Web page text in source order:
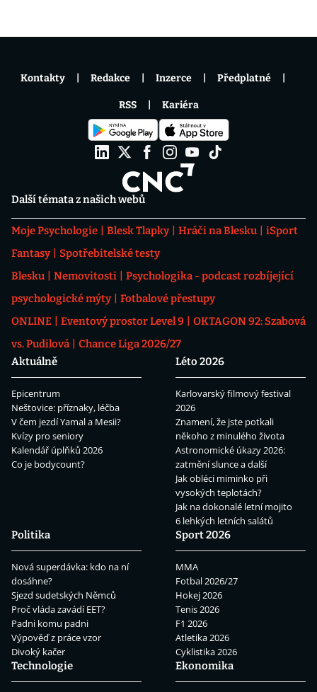
Další témata z našich webů
Moje Psychologie Blesk Tlapky Hráči na Blesku
iSport
Fantasy
Spotřebitelské testy
Blesku
Nemovitosti
Psychologika - podcast rozbíjející
psychologické mýty
Fotbalové přestupy
ONLINE
Eventový prostor Level 9
OKTAGON 92: Szabová
vs. Pudilová
Chance Liga 2026/27
Aktuálně
Epicentrum
Neštovice: příznaky, léčba
V čem jezdí Yamal a Mesii?
Kvízy pro seniory
Kalendář úplňků 2026
Co je bodycount?
Léto 2026
Karlovarský filmový festival
2026
Znamení, že jste potkali
někoho z minulého života
Astronomické úkazy 2026:
zatmění slunce a další
Jak obléci miminko při
vysokých teplotách?
Jak na dokonalé letní mojito
6 lehkých letních salátů
Politika
Nová superdávka: kdo na ní
dosáhne?
Sjezd sudetských Němců
Proč vláda zavádí EET?
Padni komu padni
Výpověď z práce vzor
Divoký kačer
Sport 2026
MMA
Fotbal 2026/27
Hokej 2026
Tenis 2026
F1 2026
Atletika 2026
Cyklistika 2026
Technologie
Ekonomika
Kontakty Redakce Inzerce Předplatné
RSS Kariéra